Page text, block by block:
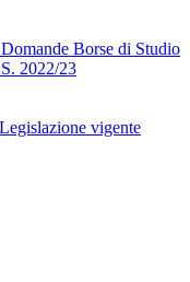
Borse di Studio
2022/23
vigente